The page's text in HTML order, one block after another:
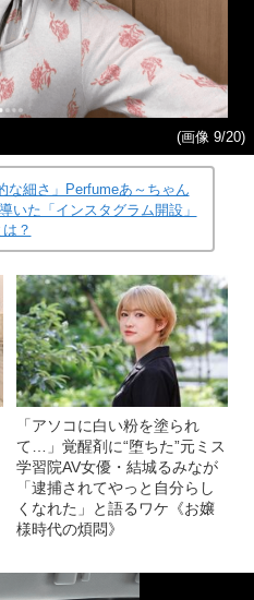
(画像 9/20)
な細さ」Perfumeあ～ちゃん
いた「インスタグラム開設」
？
「アソコに白い粉を塗られ
て…」覚醒剤に“堕ちた”元ミス
学習院AV女優・結城るみなが
「逮捕されてやっと自分らし
くなれた」と語るワケ《お嬢
様時代の煩悶》